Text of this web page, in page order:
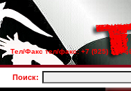
Тел/Факс тел/факс: +7 (925) 733-
Поиск: